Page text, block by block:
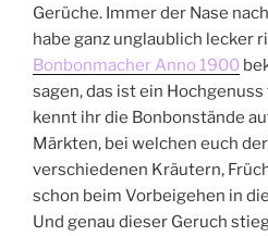
Gerüche. Immer der Nase
habe ganz unglaublich lecker
Bonbonmacher Anno 1900
sagen, das ist ein
kennt ihr die Bonbonstände
Märkten, bei welchen euch
verschiedenen Kräutern,
schon beim Vorbeigehen in
Und genau dieser Geruch